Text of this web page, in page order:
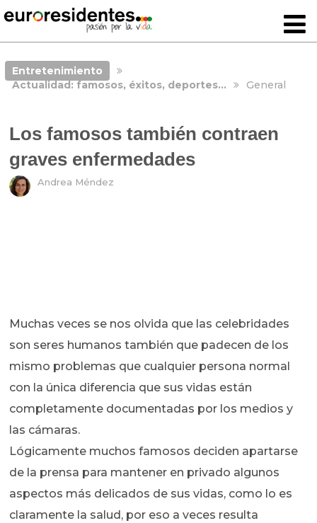
Entretenimiento
Actualidad: famosos, éxitos, deportes…
General
Los famosos también contraen
graves enfermedades
Andrea Méndez
Muchas veces se nos olvida que las celebridades
son seres humanos también que padecen de los
mismo problemas que cualquier persona normal
con la única diferencia que sus vidas están
completamente documentadas por los medios y
las cámaras.
Lógicamente muchos famosos deciden apartarse
de la prensa para mantener en privado algunos
aspectos más delicados de sus vidas, como lo es
claramente la salud, por eso a veces resulta